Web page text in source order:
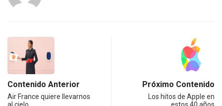
Contenido Anterior
Air France quiere llevarnos
al cielo
Próximo Contenido
Los hitos de Apple en
estos 40 años